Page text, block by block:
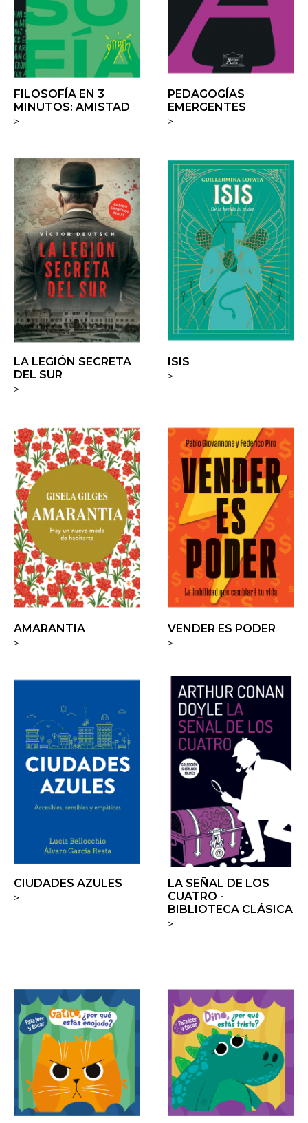
FILOSOFÍA EN 3
MINUTOS: AMISTAD
>
PEDAGOGÍAS
EMERGENTES
>
LA LEGIÓN SECRETA
DEL SUR
>
ISIS
>
AMARANTIA
>
VENDER ES PODER
>
CIUDADES AZULES
>
LA SEÑAL DE LOS
CUATRO -
BIBLIOTECA CLÁSICA
>